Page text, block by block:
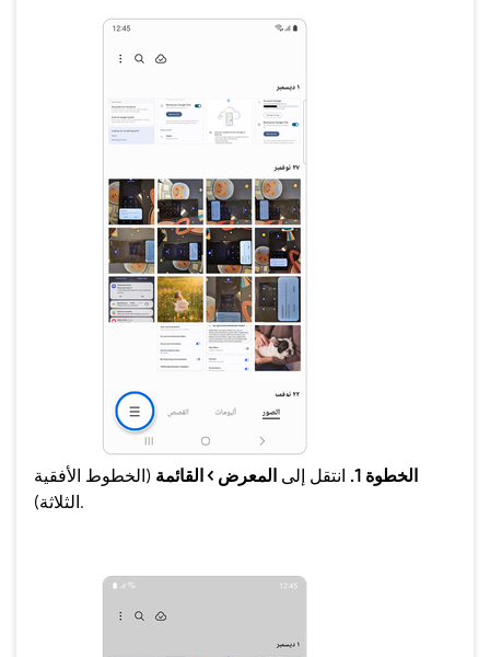
الخطوة 1. انتقل إلى المعرض > القائمة (الخطوط الأفقية
الثلاثة).